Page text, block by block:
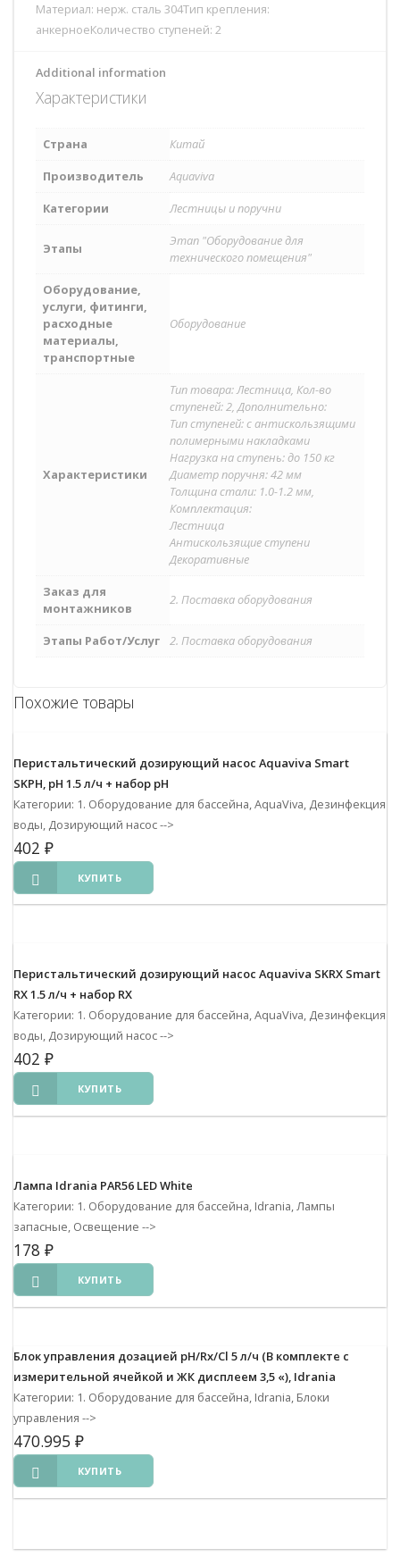
Материал: нерж. сталь 304Тип крепления:
анкерноеКоличество ступеней: 2
Additional information
Характеристики
Страна
Китай
Производитель
Aquaviva
Категории
Лестницы и поручни
Этапы
Этап "Оборудование для
технического помещения"
Оборудование,
услуги, фитинги,
расходные
материалы,
транспортные
Оборудование
Характеристики
Тип товара: Лестница, Кол-во
ступеней: 2, Дополнительно:
Тип ступеней: с антискользящими
полимерными накладками
Нагрузка на ступень: до 150 кг
Диаметр поручня: 42 мм
Толщина стали: 1.0-1.2 мм,
Комплектация:
Лестница
Антискользящие ступени
Декоративные
Заказ для
монтажников
2. Поставка оборудования
Этапы Работ/Услуг 2. Поставка оборудования
Похожие товары
Перистальтический дозирующий насос Aquaviva Smart
SKPH, рH 1.5 л/ч + набор рH
Категории: 1. Оборудование для бассейна, AquaViva, Дезинфекция
воды, Дозирующий насос-->
402 ₽
КУПИТЬ
Перистальтический дозирующий насос Aquaviva SKRX Smart
RX 1.5 л/ч + набор RX
Категории: 1. Оборудование для бассейна, AquaViva, Дезинфекция
воды, Дозирующий насос-->
402 ₽
КУПИТЬ
Лампа Idrania PAR56 LED White
Категории: 1. Оборудование для бассейна, Idrania, Лампы
запасные, Освещение -->
178 ₽
КУПИТЬ
Блок управления дозацией pH/Rx/Cl 5 л/ч (В комплекте с
измерительной ячейкой и ЖК дисплеем 3,5 «), Idrania
Категории: 1. Оборудование для бассейна, Idrania, Блоки
управления -->
470.995 ₽
КУПИТЬ